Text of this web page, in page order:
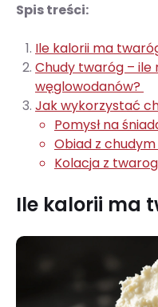
Spis treści:
Ile kalorii ma
Chudy twaróg – ile
węglowodanów?
Jak wykorzystać
Pomysł na
Obiad z
Kolacja z
Ile kalorii ma